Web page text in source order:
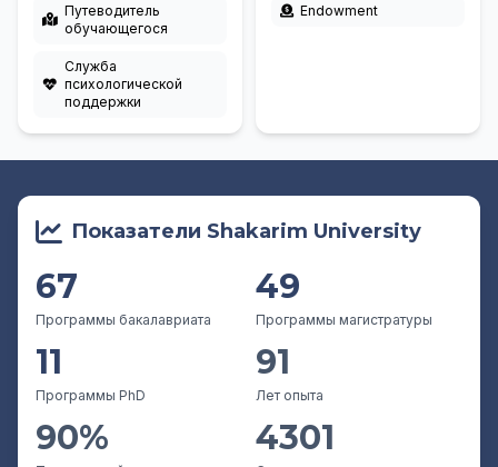
Путеводитель
обучающегося
Служба
психологической
поддержки
Endowment
Показатели Shakarim University
67
Программы бакалавриата
49
Программы магистратуры
11
Программы PhD
91
Лет опыта
90% 4301